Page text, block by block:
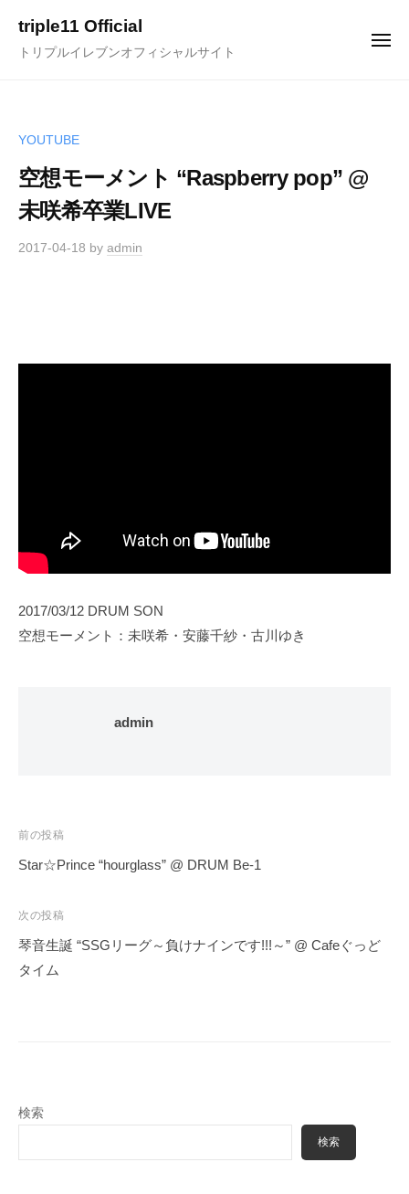
triple11 Official
トリプルイレブンオフィシャルサイト
メ
YOUTUBE
空想モーメント “Raspberry pop” @
未咲希卒業LIVE
2017-04-18 by admin
2017/03/12 DRUM SON
空想モーメント：未咲希・安藤千紗・古川ゆき
admin
投
稿
ビ
ゲ
ー
前の投稿
Star☆Prince “hourglass” @ DRUM Be-1
次の投稿
琴音生誕 “SSGリーグ～負けナインです!!!～” @ Cafeぐっど
タイム
検索
検索